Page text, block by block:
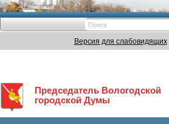
Версия для слабовидящих
Председатель Вологодской
городской Думы